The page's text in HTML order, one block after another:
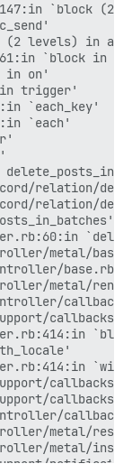
`block
levels) in
`block in
in on'
in trigger'
`each_key'
`each'
relation/
relation/
metal/
metal/
metal/
metal/